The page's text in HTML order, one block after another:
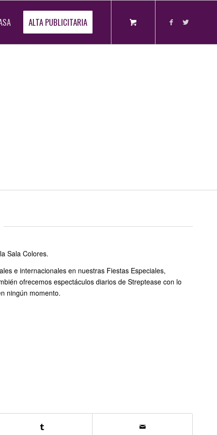
ALTA PUBLICITARIA
Sala Colores.
e internacionales en nuestras Fiestas Especiales,
ofrecemos espectáculos diarios de Streptease con lo
ningún momento.